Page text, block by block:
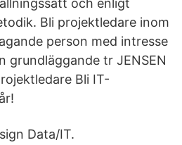
och enligt
Bli projektledare inom
person med intresse
grundläggande tr JENSEN
Bli IT-
Data/IT.